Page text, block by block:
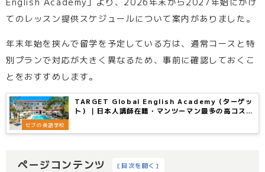
てのレッスン提供スケジュールについて案内がありました。
年末年始を挟んで留学を予定している方は、通常コースと特
別プランで対応が大きく異なるため、事前に確認しておくこ
とをおすすめします。
セブの英語学校
TARGET Global English Academy（ターゲッ
ト）｜日本人講師在籍・マンツーマン最多の高コスパ
ページコンテンツ [ 目次を開く]